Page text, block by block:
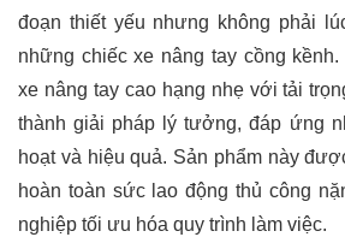
đoạn thiết yếu nhưng không phải
những chiếc xe nâng tay cồng
xe nâng tay cao hạng nhẹ với tải
thành giải pháp lý tưởng, đáp ứng
hoạt và hiệu quả. Sản phẩm này
hoàn toàn sức lao động thủ công
nghiệp tối ưu hóa quy trình làm việc.